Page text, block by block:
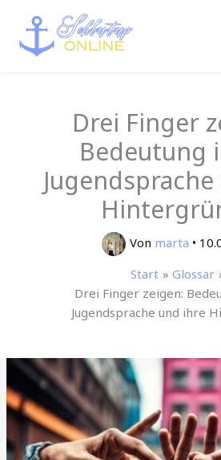
Inhalt
springen
Drei Finger
Bedeutung
Von marta •
Start
Glossar
Drei Finger zeigen:
Jugendsprache und ihre